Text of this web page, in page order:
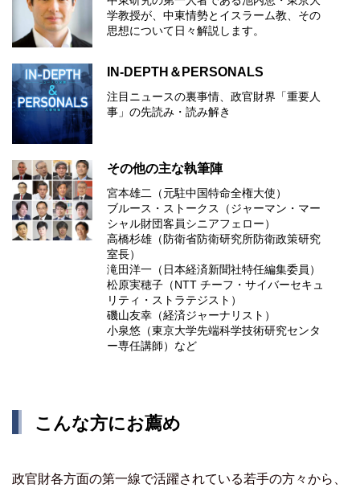
学教授が、中東情勢とイスラーム教、その
思想について⽇々解説します。
IN-DEPTH＆PERSONALS
注目ニュースの裏事情、政官財界「重要人
事」の先読み・読み解き
その他の主な執筆陣
宮本雄二（元駐中国特命全権大使）
ブルース・ストークス（ジャーマン・マー
シャル財団客員シニアフェロー）
高橋杉雄（防衛省防衛研究所防衛政策研究
室長）
滝田洋一（日本経済新聞社特任編集委員）
松原実穂子（NTT チーフ・サイバーセキュ
リティ・ストラテジスト）
磯山友幸（経済ジャーナリスト）
小泉悠（東京大学先端科学技術研究センタ
ー専任講師）など
こんな方にお薦め
政官財各方面の第一線で活躍されている若手の方々から、